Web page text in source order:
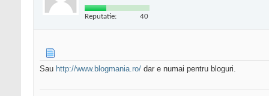
Reputatie: 40
Sau http://www.blogmania.ro/ dar e numai pentru bloguri.